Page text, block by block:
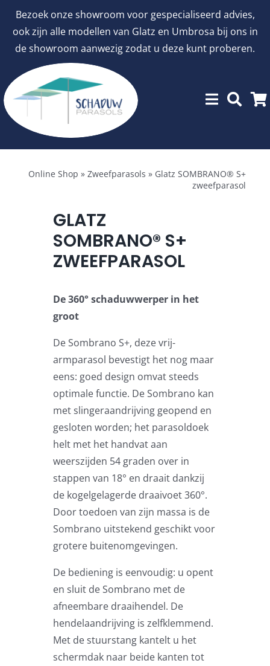
Bezoek onze showroom voor gespecialiseerd advies,
ook zijn alle modellen van Glatz en Umbrosa bij ons in
de showroom aanwezig zodat u deze kunt proberen.
inhoud
Menu
Stokparasols
Horeca parasols
Muurparasols
Schaduwdoeken
Snel leverbaar
Parasolvoeten
Balkonklemmen
Beschermhoezen
Verlichting
Glatz Vita Collectie
Online Shop » Zweefparasols » Glatz SOMBRANO® S+
zweefparasol
GLATZ
SOMBRANO® S+
ZWEEFPARASOL
De 360° schaduwwerper in het
groot
De Sombrano S+, deze vrij-
armparasol bevestigt het nog maar
eens: goed design omvat steeds
optimale functie. De Sombrano kan
met slingeraandrijving geopend en
gesloten worden; het parasoldoek
helt met het handvat aan
weerszijden 54 graden over in
stappen van 18° en draait dankzij
de kogelgelagerde draaivoet 360°.
Door toedoen van zijn massa is de
Sombrano uitstekend geschikt voor
grotere buitenomgevingen.
De bediening is eenvoudig: u opent
en sluit de Sombrano met de
afneembare draaihendel. De
hendelaandrijving is zelfklemmend.
Met de stuurstang kantelt u het
schermdak naar beide kanten tot